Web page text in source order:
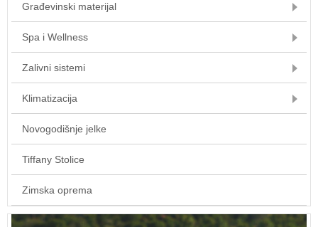
Građevinski materijal
Spa i Wellness
Zalivni sistemi
Klimatizacija
Novogodišnje jelke
Tiffany Stolice
Zimska oprema